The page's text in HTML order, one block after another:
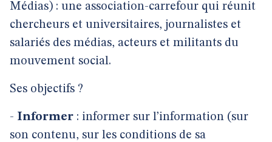
Médias) : une association-carrefour qui réunit
chercheurs et universitaires, journalistes et
salariés des médias, acteurs et militants du
mouvement social.
Ses objectifs ?
- Informer : informer sur l’information (sur
son contenu, sur les conditions de sa